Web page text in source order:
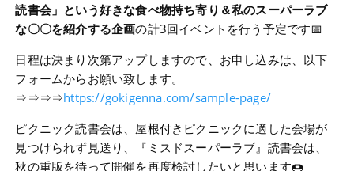
読書会」という好きな食べ物持ち寄り＆私のスーパーラブ
な〇〇を紹介する企画の計3回イベントを行う予定です📅
日程は決まり次第アップしますので、お申し込みは、以下
フォームからお願い致します。
⇒⇒⇒⇒https://gokigenna.com/sample-page/
ピクニック読書会は、屋根付きピクニックに適した会場が
見つけられず見送り、『ミスドスーパーラブ』読書会は、
秋の重版を待って開催を再度検討したいと思います🍩